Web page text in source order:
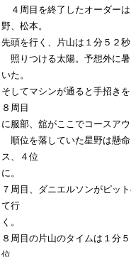
４周目を終了したオーダー
野、松本。
先頭を行く、片山は１分５２
照りつける太陽。予想外に
いた。
そしてマシンが通ると手招き
８周目
に服部、舘がここでコースアウ
順位を落していた星野は懸
ス、４位
に。
７周目、ダニエルソンがピッ
て行
く。
８周目の片山のタイムは１分
位、